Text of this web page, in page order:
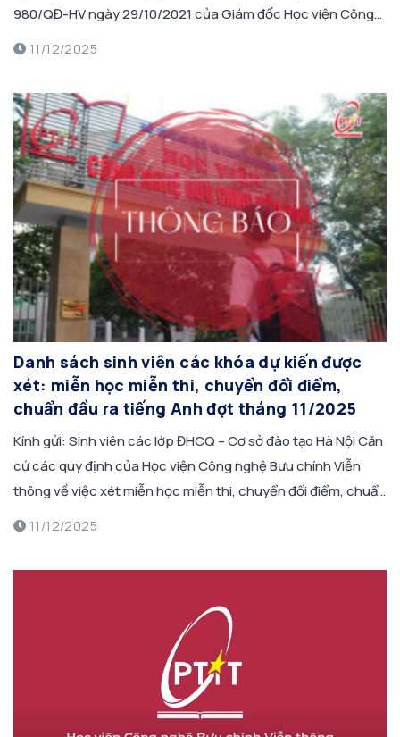
980/QĐ-HV ngày 29/10/2021 của Giám đốc Học viện Công
nghệ Bưu chính Viễn thông Quy định về Tổ chức đào tạo
thống tín chỉ […]
11/12/2025
Danh sách sinh viên các khóa dự kiến được
xét: miễn học miễn thi, chuyển đổi điểm,
chuẩn đầu ra tiếng Anh đợt tháng 11/2025
Kính gửi: Sinh viên các lớp ĐHCQ – Cơ sở đào tạo Hà Nội Căn
cứ các quy định của Học viện Công nghệ Bưu chính Viễn
thông về việc xét miễn học miễn thi, chuyển đổi điểm, chuẩn
đầu ra các học phần Tiếng Anh. Căn cứ kết quả đăng ký đợt
11/12/2025